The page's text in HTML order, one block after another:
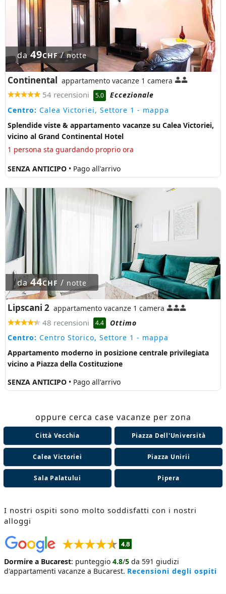
da49CHF/notte
Continental appartamento vacanze 1 camera
54 recensioni 5.0
Eccezionale
Centro: Calea Victoriei, Settore 1 - mappa
Splendide viste & appartamento vacanze su Calea Victoriei,
vicino al Grand Continental Hotel
1 persona sta guardando proprio ora
SENZA ANTICIPO • Pago all'arrivo
da44CHF / notte
Lipscani 2 appartamento vacanze 1 camera
48 recensioni 4.4
Ottimo
Centro: Centro Storico, Settore 1 - mappa
Appartamento moderno in posizione centrale privilegiata
vicino a Piazza della Costituzione
SENZA ANTICIPO • Pago all'arrivo
oppure cerca case vacanze per zona
Città Vecchia Piazza Dell'Università
Calea Victoriei Piazza Unirii
Sala Palatului Pipera
I nostri ospiti sono molto soddisfatti con i nostri
alloggi
Dormire a Bucarest: punteggio 4.8/5 da 591 giudizi
d'appartamenti vacanze a Bucarest. Recensioni degli ospiti